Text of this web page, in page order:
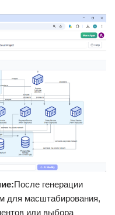
После генерации
для масштабирования,
или выбора